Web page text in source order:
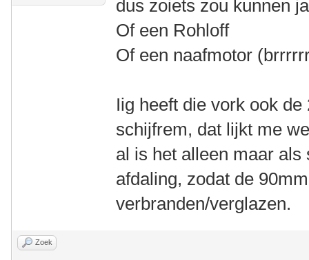
dus zoiets zou kunnen
Of een Rohloff
Of een naafmotor
Iig heeft die vork ook
schijfrem, dat lijkt me
al is het alleen maar
afdaling, zodat de
verbranden/verglazen.
Zoek